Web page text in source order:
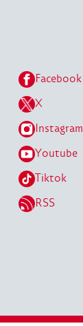
Facebook
X
Instagram
Youtube
Tiktok
RSS